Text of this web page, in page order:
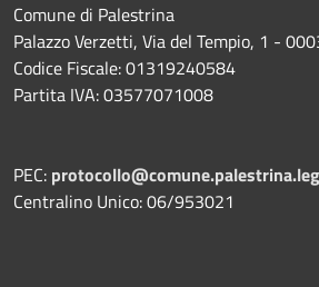
Comune di Palestrina
Palazzo Verzetti, Via del Tempio, 1 -
Codice Fiscale: 01319240584
Partita IVA: 03577071008
PEC:
Centralino Unico: 06/953021